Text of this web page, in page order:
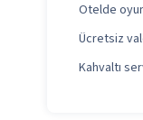
Otelde
Ücretsiz
Kahvaltı